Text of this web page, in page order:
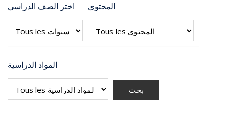
اختر الصف الدراسي المحتوى
المواد الدراسية